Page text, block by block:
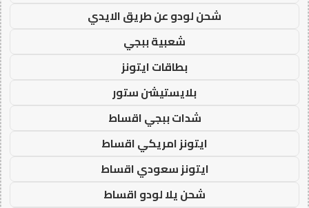
شحن لودو عن طريق الايدي
شعبية ببجي
بطاقات ايتونز
بلايستيشن ستور
شدات ببجي اقساط
ايتونز امريكي اقساط
ايتونز سعودي اقساط
شحن يلا لودو اقساط